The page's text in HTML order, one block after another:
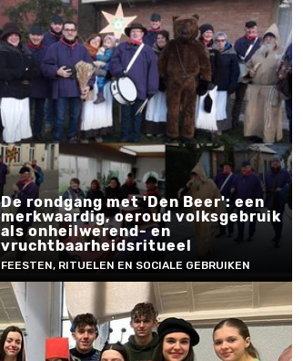
De rondgang met 'Den Beer': een
merkwaardig, oeroud volksgebruik
als onheilwerend- en
vruchtbaarheidsritueel
FEESTEN, RITUELEN EN SOCIALE GEBRUIKEN